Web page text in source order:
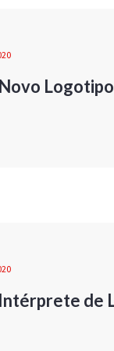
Logotipo
de